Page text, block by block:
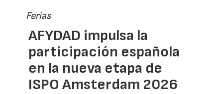
Ferias
AFYDAD impulsa la
participación española
en la nueva etapa de
ISPO Amsterdam 2026